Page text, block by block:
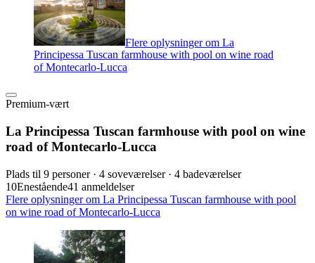
Flere oplysninger om La
Principessa Tuscan farmhouse with pool on wine road
of Montecarlo-Lucca
Premium-vært
La Principessa Tuscan farmhouse with pool on wine
road of Montecarlo-Lucca
Plads til 9 personer · 4 soveværelser · 4 badeværelser
10Enestående41 anmeldelser
Flere oplysninger om La Principessa Tuscan farmhouse with pool
on wine road of Montecarlo-Lucca